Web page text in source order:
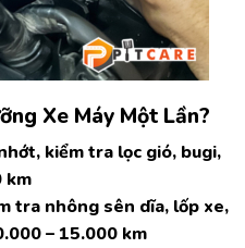
Xe Máy Một Lần?
kiểm tra lọc gió, bugi,
km
tra nhông sên dĩa, lốp xe,
– 15.000 km